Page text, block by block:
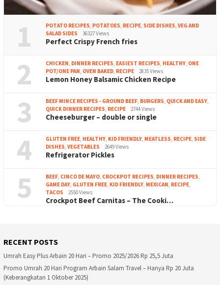
1 POTATO RECIPES, POTATOES, RECIPE, SIDE DISHES, VEG AND
SALAD SIDES
36327 Views
Perfect Crispy French fries
2 CHICKEN, DINNER RECIPES, EASIEST RECIPES, HEALTHY, ONE
POT/ONE PAN, OVEN BAKED, RECIPE 2835 Views
Lemon Honey Balsamic Chicken Recipe
3 BEEF MINCE RECIPES - GROUND BEEF, BURGERS, QUICK AND EASY,
QUICK DINNER RECIPES, RECIPE 2744 Views
Cheeseburger – double or single
4 GLUTEN FREE, HEALTHY, KID FRIENDLY, MEATLESS, RECIPE, SIDE
DISHES, VEGETABLES 2649 Views
Refrigerator Pickles
5 BEEF, CINCO DE MAYO, CROCKPOT RECIPES, DINNER RECIPES,
GAME DAY, GLUTEN FREE, KID FRIENDLY, MEXICAN, RECIPE,
TACOS
2550 Views
Crockpot Beef Carnitas – The Cooki…
RECENT POSTS
Umrah Easy Plus Arbain 20 Hari – Promo 2025/2026 Rp 25,5 Juta
Promo Umrah 20 Hari Program Arbain Salam Travel – Hanya Rp 20 Juta
(Keberangkatan 1 Oktober 2025)